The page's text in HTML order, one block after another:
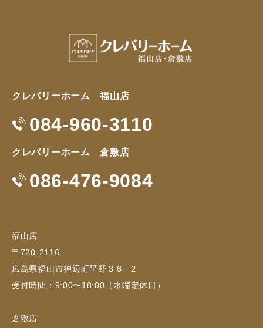
クレバリーホーム 福山店
084-960-3110
クレバリーホーム 倉敷店
086-476-9084
福山店
〒720-2116
広島県福山市神辺町平野３６−２
受付時間：9:00〜18:00（水曜定休日）
倉敷店